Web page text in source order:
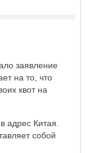
заявление
на то, что
квот на
адрес Китая.
собой